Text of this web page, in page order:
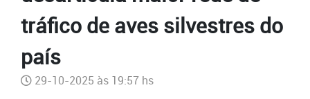
tráfico de aves silvestres do
país
29-10-2025 às 19:57 hs